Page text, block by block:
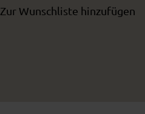
Zur Wunschliste hinzufügen